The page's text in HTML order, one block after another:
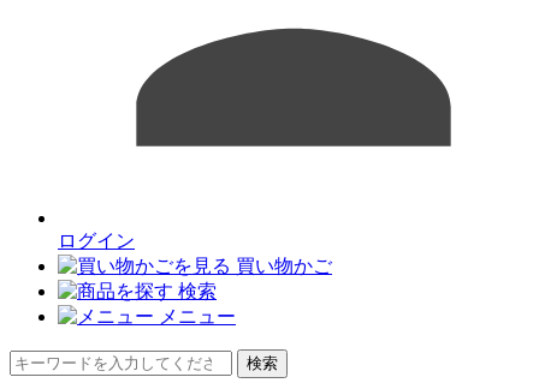
ログイン
買い物かご
検索
メニュー
検索